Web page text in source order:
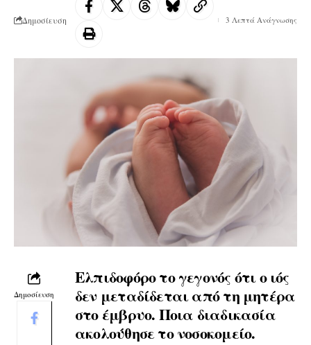
Δημοσίευση 3 Λεπτά Ανάγνωσης
Δημοσίευση
Ελπιδοφόρο το γεγονός ότι ο ιός
δεν μεταδίδεται από τη μητέρα
στο έμβρυο. Ποια διαδικασία
ακολούθησε το νοσοκομείο.